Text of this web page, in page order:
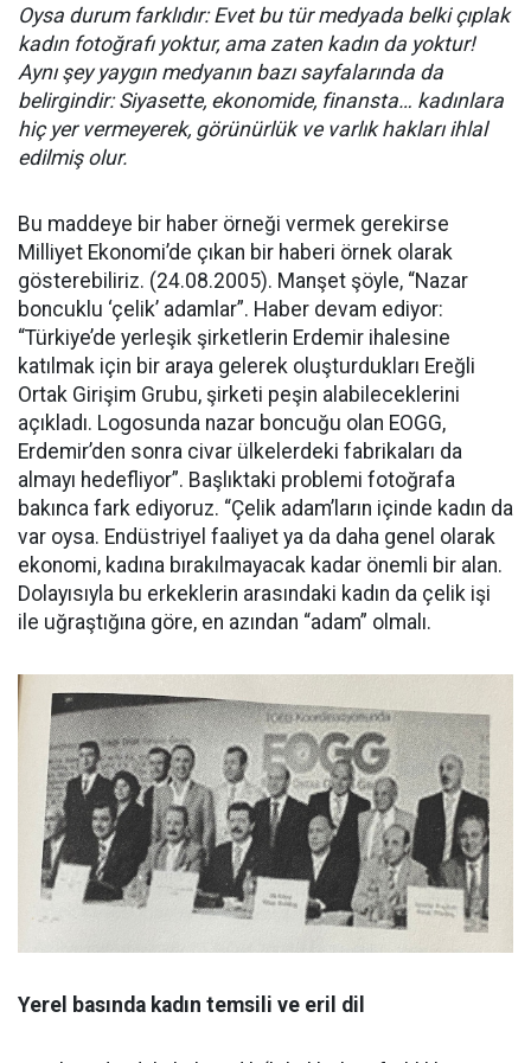
Oysa durum farklıdır: Evet bu tür medyada belki çıplak
kadın fotoğrafı yoktur, ama zaten kadın da yoktur!
Aynı şey yaygın medyanın bazı sayfalarında da
belirgindir: Siyasette, ekonomide, finansta… kadınlara
hiç yer vermeyerek, görünürlük ve varlık hakları ihlal
edilmiş olur.
Bu maddeye bir haber örneği vermek gerekirse
Milliyet Ekonomi’de çıkan bir haberi örnek olarak
gösterebiliriz. (24.08.2005). Manşet şöyle, “Nazar
boncuklu ‘çelik’ adamlar”. Haber devam ediyor:
“Türkiye’de yerleşik şirketlerin Erdemir ihalesine
katılmak için bir araya gelerek oluşturdukları Ereğli
Ortak Girişim Grubu, şirketi peşin alabileceklerini
açıkladı. Logosunda nazar boncuğu olan EOGG,
Erdemir’den sonra civar ülkelerdeki fabrikaları da
almayı hedefliyor”. Başlıktaki problemi fotoğrafa
bakınca fark ediyoruz. “Çelik adam’ların içinde kadın da
var oysa. Endüstriyel faaliyet ya da daha genel olarak
ekonomi, kadına bırakılmayacak kadar önemli bir alan.
Dolayısıyla bu erkeklerin arasındaki kadın da çelik işi
ile uğraştığına göre, en azından “adam” olmalı.
Yerel basında kadın temsili ve eril dil